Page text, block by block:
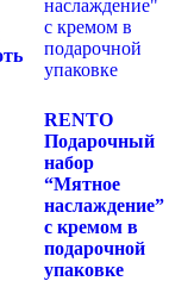
RENTO
Подарочный
набор
“Мятное
наслаждение”
с кремом в
подарочной
упаковке